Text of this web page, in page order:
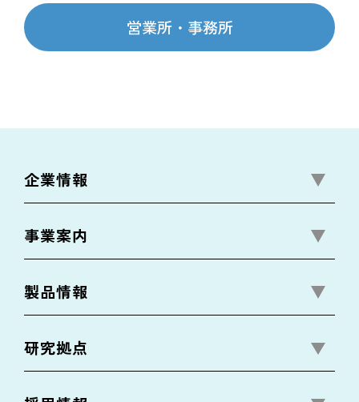
営業所・事務所
企業情報
事業案内
製品情報
研究拠点